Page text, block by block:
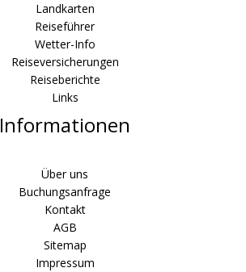
Landkarten
Reiseführer
Wetter-Info
Reiseversicherungen
Reiseberichte
Links
Informationen
Über uns
Buchungsanfrage
Kontakt
AGB
Sitemap
Impressum